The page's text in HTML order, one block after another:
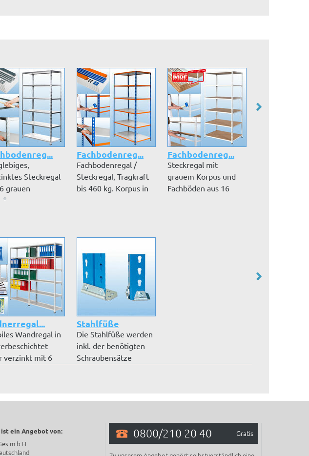
Steckregal
grauen
(16...
Fachbodenreg...
Fachbodenregal /
Steckregal, Tragkraft
bis 460 kg. Korpus in
Fachbodenreg...
Steckregal mit
grauem Korpus und
Fachböden aus 16
Wandregal in
verzinkt mit 6
Stahlfüße
Die Stahlfüße werden
inkl. der benötigten
Schraubensätze
ist ein Angebot von: 0800/210 20 40 Gratis